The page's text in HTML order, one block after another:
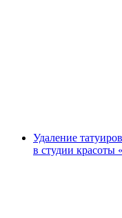
Удаление
в студии